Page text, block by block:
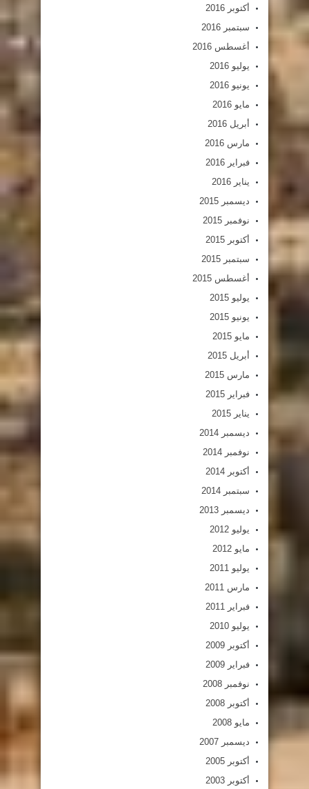
أكتوبر 2016
سبتمبر 2016
أغسطس 2016
يوليو 2016
يونيو 2016
مايو 2016
أبريل 2016
مارس 2016
فبراير 2016
يناير 2016
ديسمبر 2015
نوفمبر 2015
أكتوبر 2015
سبتمبر 2015
أغسطس 2015
يوليو 2015
يونيو 2015
مايو 2015
أبريل 2015
مارس 2015
فبراير 2015
يناير 2015
ديسمبر 2014
نوفمبر 2014
أكتوبر 2014
سبتمبر 2014
ديسمبر 2013
يوليو 2012
مايو 2012
يوليو 2011
مارس 2011
فبراير 2011
يوليو 2010
أكتوبر 2009
فبراير 2009
نوفمبر 2008
أكتوبر 2008
مايو 2008
ديسمبر 2007
أكتوبر 2005
أكتوبر 2003